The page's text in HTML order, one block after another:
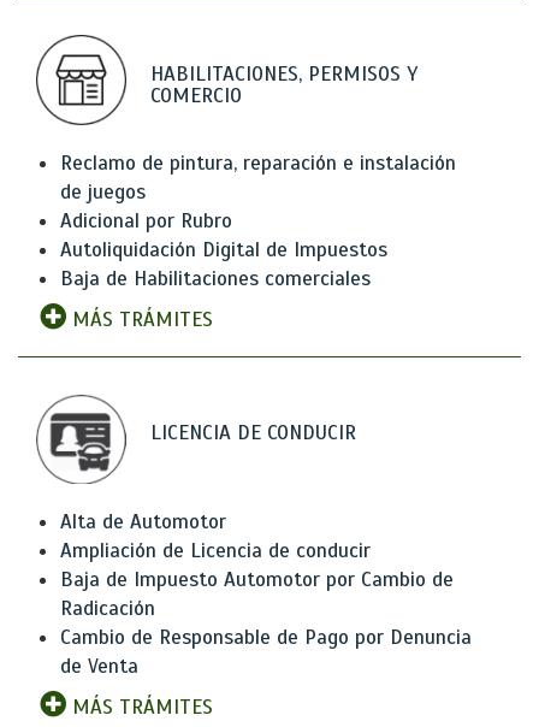
HABILITACIONES, PERMISOS Y
COMERCIO
Reclamo de pintura, reparación e instalación
de juegos
Adicional por Rubro
Autoliquidación Digital de Impuestos
Baja de Habilitaciones comerciales
MÁS TRÁMITES
LICENCIA DE CONDUCIR
Alta de Automotor
Ampliación de Licencia de conducir
Baja de Impuesto Automotor por Cambio de
Radicación
Cambio de Responsable de Pago por Denuncia
de Venta
MÁS TRÁMITES